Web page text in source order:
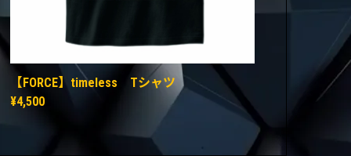
【FORCE】timeless Tシャツ
¥4,500